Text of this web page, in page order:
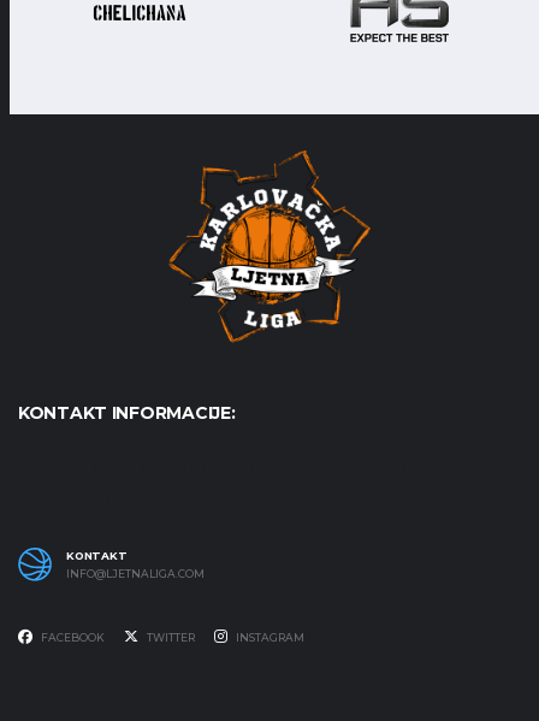
KONTAKT INFORMACIJE:
KONTAKT
INFO@LJETNALIGA.COM
FACEBOOK TWITTER INSTAGRAM